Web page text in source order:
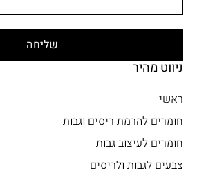
ניווט מהיר
ראשי
חומרים להרמת ריסים וגבות
חומרים לעיצוב גבות
צבעים לגבות ולריסים
שליחה